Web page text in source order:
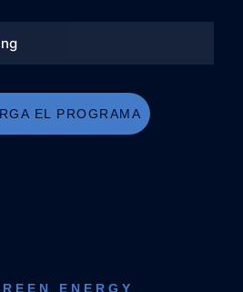
EL PROGRAMA
ENERGY